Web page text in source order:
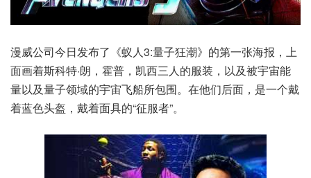
漫威公司今日发布了《蚁人3:量子狂潮》的第一张海报，上
面画着斯科特·朗，霍普，凯西三人的服装，以及被宇宙能
量以及量子领域的宇宙飞船所包围。在他们后面，是一个戴
着蓝色头盔，戴着面具的“征服者”。